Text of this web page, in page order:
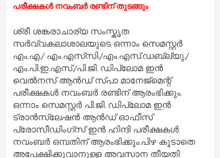
പരീക്ഷകൾ നവംബർ രണ്ടിന് തുടങ്ങും
ശ്രീ ശങ്കരാചാര്യ സംസ്കൃത
സർവ്വകലാശാലയുടെ ഒന്നാം സെമസ്റ്റർ
എം.എ./ എം.എസ്‍സി./എം.എസ്.‍ഡബ്ല്യു./
എം.പി.ഇ.എസ്./പി.ജി. ഡിപ്ലോമ ഇൻ
വെൽനസ് ആൻ‍ഡ് സ്പാ മാനേജ്മെന്റ്
പരീക്ഷകൾ നവംബർ രണ്ടിന് ആരംഭിക്കും.
ഒന്നാം സെമസ്റ്റർ പി.ജി. ഡിപ്ലോമ ഇൻ
ട്രാൻസ്‍ലേഷൻ ആൻഡ് ഓഫീസ്
പ്രോസീഡിംഗ്സ് ഇൻ ഹിന്ദി പരീക്ഷകൾ
നവംബർ ഒമ്പതിന് ആരംഭിക്കും.പിഴ കൂടാതെ
അപേക്ഷിക്കുവാനുള്ള അവസാന തീയതി